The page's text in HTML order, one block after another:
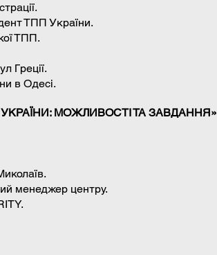
ТПП України.
ТПП.
Греції.
в Одесі.
МОЖЛИВОСТІ ТА ЗАВДАННЯ»
менеджер центру.